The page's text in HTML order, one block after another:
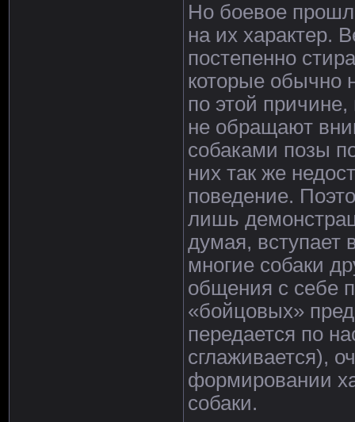
Но боевое
на их характер.
постепенно
которые обычно
по этой
не обращают
собаками позы
них так же
поведение.
лишь
думая, вступает
многие собаки
общения с себе
«бойцовых»
передается по
сглаживается),
формировании
собаки.